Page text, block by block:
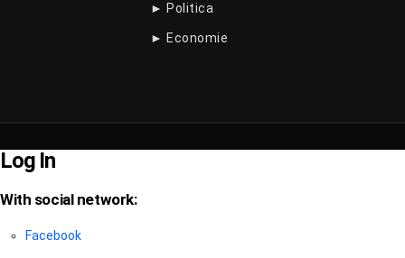
► Politica
► Economie
Log In
With social network:
Facebook